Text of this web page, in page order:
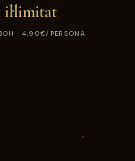
· 4,90€/PERSONA